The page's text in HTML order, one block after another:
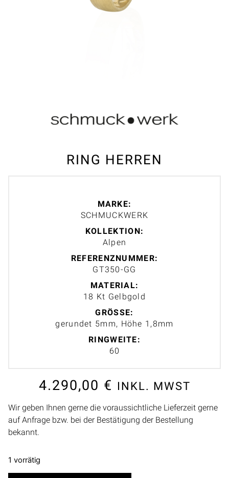
RING HERREN
MARKE:
SCHMUCKWERK
KOLLEKTION:
Alpen
REFERENZNUMMER:
GT350-GG
MATERIAL:
18 Kt Gelbgold
GRÖSSE:
gerundet 5mm, Höhe 1,8mm
RINGWEITE:
60
4.290,00 € INKL. MWST
Wir geben Ihnen gerne die voraussichtliche Lieferzeit gerne
auf Anfrage bzw. bei der Bestätigung der Bestellung
bekannt.
1 vorrätig